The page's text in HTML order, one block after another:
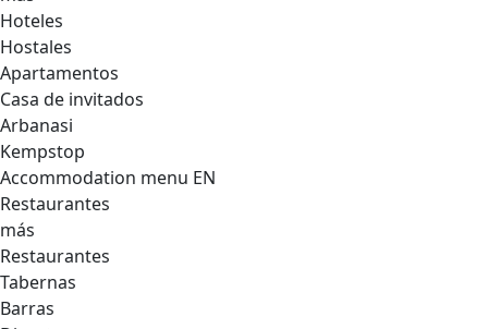
Hoteles
Hostales
Apartamentos
Casa de invitados
Arbanasi
Kempstop
Accommodation menu EN
Restaurantes
más
Restaurantes
Tabernas
Barras